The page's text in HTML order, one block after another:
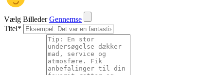
Vælg Billeder Gennemse
Titel*